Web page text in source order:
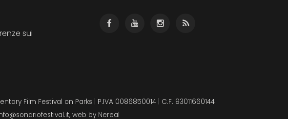
sui
Film Festival on Parks | P.IVA 0086850014 | C.F. 93011660144
, web by Nereal